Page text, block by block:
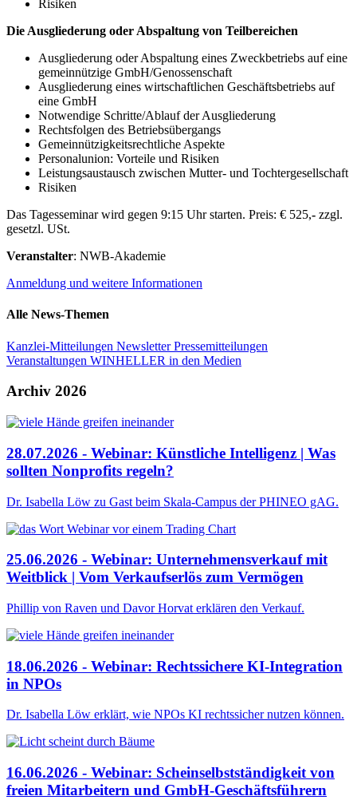
Risiken
Die Ausgliederung oder Abspaltung von Teilbereichen
Ausgliederung oder Abspaltung eines Zweckbetriebs auf eine
gemeinnützige GmbH/Genossenschaft
Ausgliederung eines wirtschaftlichen Geschäftsbetriebs auf
eine GmbH
Notwendige Schritte/Ablauf der Ausgliederung
Rechtsfolgen des Betriebsübergangs
Gemeinnützigkeitsrechtliche Aspekte
Personalunion: Vorteile und Risiken
Leistungsaustausch zwischen Mutter- und Tochtergesellschaft
Risiken
Das Tagesseminar wird gegen 9:15 Uhr starten. Preis: € 525,- zzgl.
gesetzl. USt.
Veranstalter: NWB-Akademie
Anmeldung und weitere Informationen
Alle News-Themen
Kanzlei-Mitteilungen NewsletterPressemitteilungen
Veranstaltungen WINHELLER in den Medien
Archiv 2026
28.07.2026 - Webinar: Künstliche Intelligenz | Was
sollten Nonprofits regeln?
Dr. Isabella Löw zu Gast beim Skala-Campus der PHINEO gAG.
25.06.2026 - Webinar: Unternehmensverkauf mit
Weitblick | Vom Verkaufserlös zum Vermögen
Phillip von Raven und Davor Horvat erklären den Verkauf.
18.06.2026 - Webinar: Rechtssichere KI-Integration
in NPOs
Dr. Isabella Löw erklärt, wie NPOs KI rechtssicher nutzen können.
16.06.2026 - Webinar: Scheinselbstständigkeit von
freien Mitarbeitern und GmbH-Geschäftsführern